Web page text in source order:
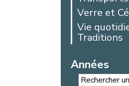
Verre et
Vie
Traditions
Années